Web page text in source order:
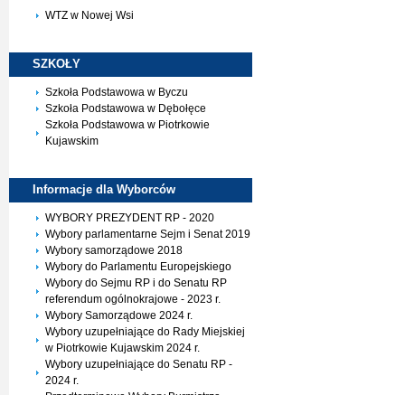
WTZ w Nowej Wsi
SZKOŁY
Szkoła Podstawowa w Byczu
Szkoła Podstawowa w Dębołęce
Szkoła Podstawowa w Piotrkowie
Kujawskim
Informacje dla Wyborców
WYBORY PREZYDENT RP - 2020
Wybory parlamentarne Sejm i Senat 2019
Wybory samorządowe 2018
Wybory do Parlamentu Europejskiego
Wybory do Sejmu RP i do Senatu RP
referendum ogólnokrajowe - 2023 r.
Wybory Samorządowe 2024 r.
Wybory uzupełniające do Rady Miejskiej
w Piotrkowie Kujawskim 2024 r.
Wybory uzupełniające do Senatu RP -
2024 r.